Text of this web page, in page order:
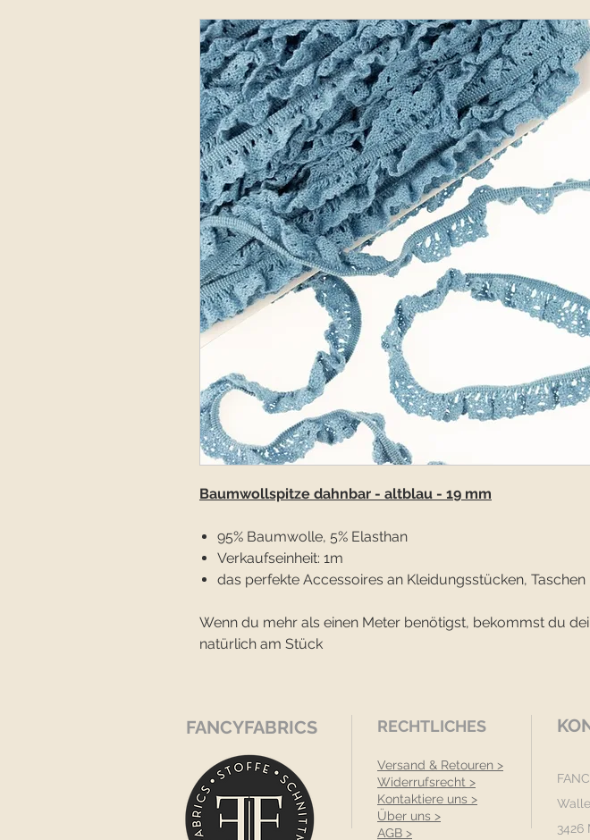
Baumwollspitze dahnbar - altblau - 19 mm
95% Baumwolle, 5% Elasthan
Verkaufseinheit: 1m
das perfekte Accessoires an Kleidungsstücken, Taschen
Wenn du mehr als einen Meter benötigst, bekommst du
natürlich am Stück
FANCYFABRICS RECHTLICHES
Versand & Retouren >
Widerrufsrecht >
Kontaktiere uns >
Über uns >
AGB >
3426